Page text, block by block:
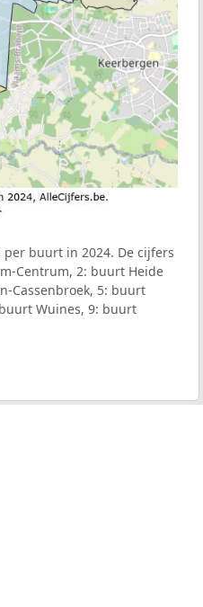
buurt in 2024. De cijfers
Centrum, 2: buurt Heide
Cassenbroek, 5: buurt
Wuines, 9: buurt